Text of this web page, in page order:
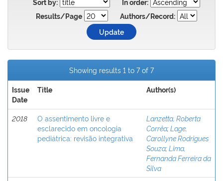
Sort by:
In order:
Results/Page
Authors/Record:
Showing results 1 to 7 of 7
Issue
Date
Title Author(s)
2018
O assentimento livre e
esclarecido em oncologia
pediátrica: revisão integrativa
Lanzetta, Roberta
Corrêa;Lage,
Carollyne Rodrigues
Souza;Lima,
Fernanda Ferreira da
Silva